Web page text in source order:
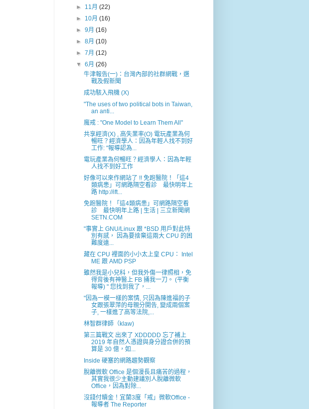
► 11月(22)
► 10月(16)
►9月(16)
►8月(10)
►7月(12)
▼6月(26)
牛津報告(一)：台灣內部的社群網戰，選
戰及假新聞
成功駭入飛機 (X)
"The uses of two political bots in Taiwan,
an anti...
魔戒 : "One Model to Learn Them All"
共享經濟(X) , 高失業率(O) 電玩產業為何
暢旺？經濟學人：因為年輕人找不到好
工作: "報導認為...
電玩產業為何暢旺？經濟學人：因為年輕
人找不到好工作
好像可以來作網站了 !! 免跑醫院！「這4
類病患」可網路隔空看診 最快明年上
路 http://ift...
免跑醫院！「這4類病患」可網路隔空看
診 最快明年上路 | 生活 | 三立新聞網
SETN.COM
"事實上 GNU/Linux 跟 *BSD 用戶對此特
別有感， 因為要捨棄這兩大 CPU 的困
難度遠...
藏在 CPU 裡面的小小太上皇 CPU： Intel
ME 跟 AMD PSP
雖然我是小兒科，但我外傷一律照相，免
得背後有神醫上 FB 捅我一刀。 (平衡
報導) " 您找到我了，...
"因為一模一樣的案情, 只因為陳進福的子
女跟張翠萍的母親分開告, 變成兩個案
子, 一樣進了高等法院,...
林智群律師（klaw)
第三篇戰文 出來了 XDDDDD 忘了補上
2019 年自然人憑證與身分證合併的預
算是 30 億，如...
Inside 硬塞的網路趨勢觀察
脫離微軟 Office 是個漫長且痛苦的過程，
其實我很少主動建議別人脫離微軟
Office，因為對除...
沒錢付贖金！宜蘭3度「戒」微軟Office -
報導者 The Reporter